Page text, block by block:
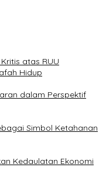
atas RUU
Hidup
dalam Perspektif
Simbol Ketahanan
Kedaulatan Ekonomi